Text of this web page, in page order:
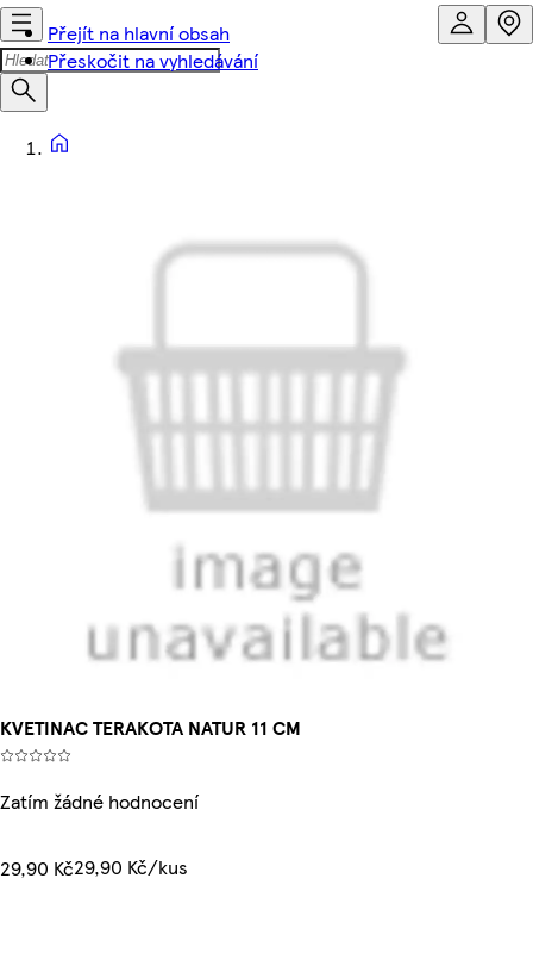
Přejít na hlavní obsah
Přeskočit na vyhledávání
KVETINAC TERAKOTA NATUR 11 CM
Zatím žádné hodnocení
29,90 Kč29,90 Kč/kus